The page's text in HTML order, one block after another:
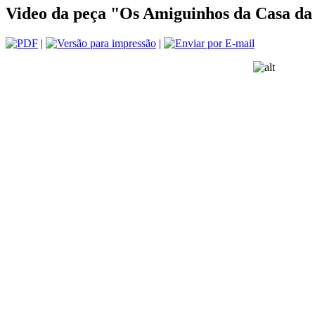
Video da peça "Os Amiguinhos da Casa
| |